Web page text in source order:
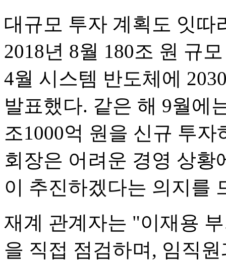
대규모 투자 계획도 잇따
2018년 8월 180조 원 규
4월 시스템 반도체에
발표했다. 같은 해 9월에
조1000억 원을 신규 투
회장은 어려운 경영 상황
이 추진하겠다는 의지를
재계 관계자는 "이재용
을 직접 점검하며, 임직